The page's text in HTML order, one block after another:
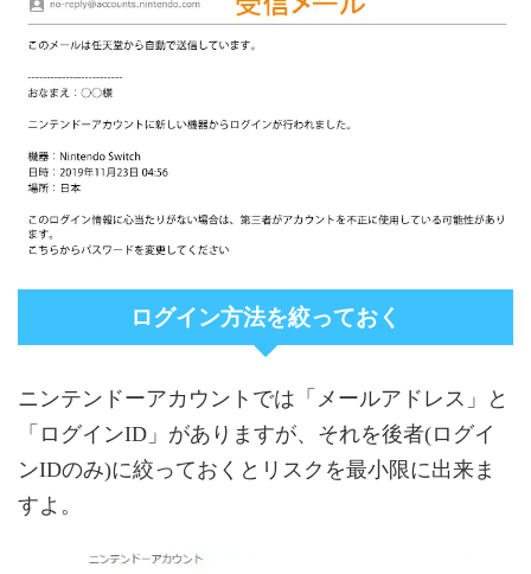
ログイン方法を絞っておく
ニンテンドーアカウントでは「メールアドレス」と
「ログインID」がありますが、それを後者(ログイ
ンIDのみ)に絞っておくとリスクを最小限に出来ま
すよ。